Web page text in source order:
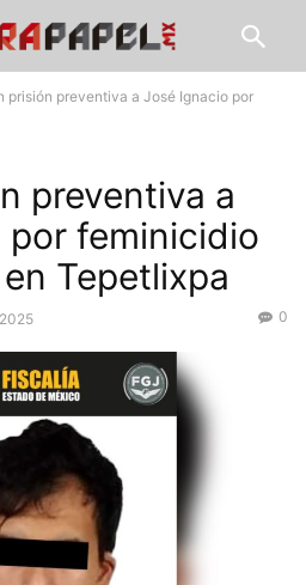
prisión preventiva a José Ignacio por
preventiva a
por feminicidio
Tepetlixpa
0